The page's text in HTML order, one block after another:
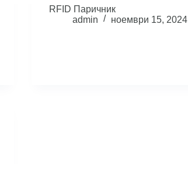
RFID Паричник
admin
ноември 15, 2024